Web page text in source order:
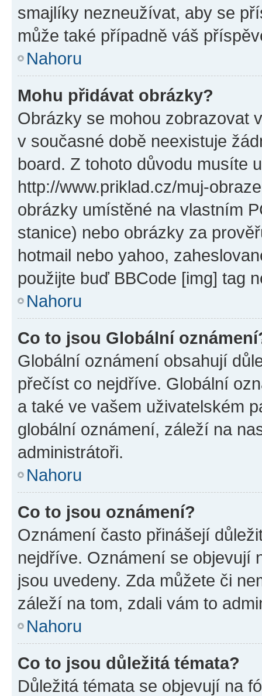
smajlíky nezneužívat, aby se
může také případně váš
Nahoru
Mohu přidávat obrázky?
Obrázky se mohou zobrazovat
v současné době neexistuje
board. Z tohoto důvodu musíte
http://www.priklad.cz/muj-
obrázky umístěné na vlastním
stanice) nebo obrázky za
hotmail nebo yahoo,
použijte buď BBCode [img] tag
Nahoru
Co to jsou Globální
Globální oznámení obsahují
přečíst co nejdříve. Globální
a také ve vašem uživatelském
globální oznámení, záleží na
administrátoři.
Nahoru
Co to jsou oznámení?
Oznámení často přinášejí
nejdříve. Oznámení se objevují
jsou uvedeny. Zda můžete či
záleží na tom, zdali vám to
Nahoru
Co to jsou důležitá témata?
Důležitá témata se objevují na